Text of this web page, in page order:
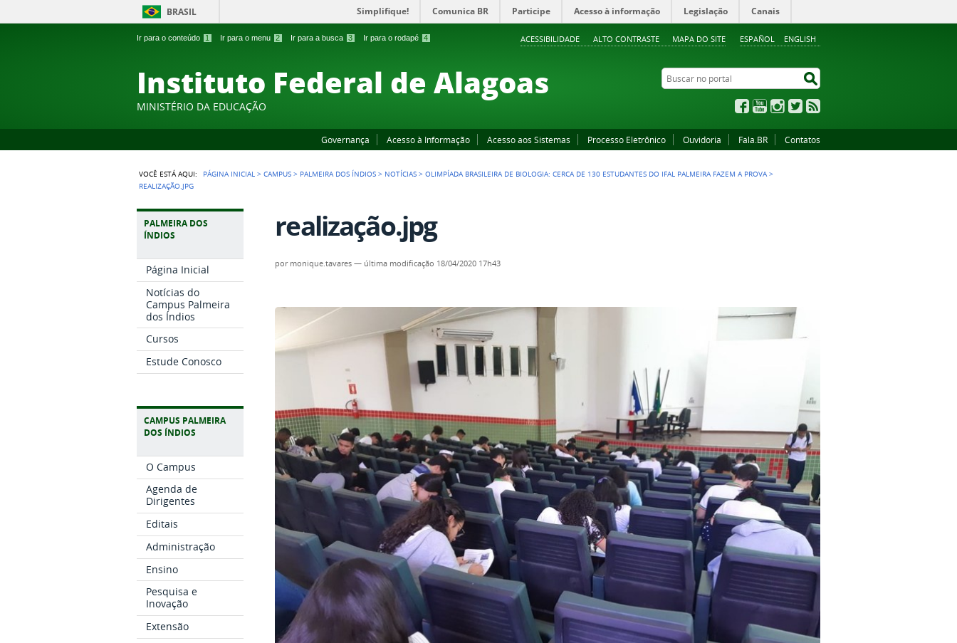
Ir para o conteúdo 1 Ir para o menu 2 Ir para a busca 3 Ir para o rodapé 4 ESPAÑOL ENGLISH
ACESSIBILIDADE ALTO CONTRASTE MAPA DO SITE
BRASIL Simplifique! Comunica BR Participe Acesso à informação Legislação Canais
Instituto Federal de Alagoas
MINISTÉRIO DA EDUCAÇÃO
Buscar no portal
FacebookYouTubeInstagram
Twitter
Governança Acesso à Informação Acesso aos Sistemas Processo Eletrônico Ouvidoria Fala.BR Contatos
VOCÊ ESTÁ AQUI: PÁGINA INICIAL >CAMPUS > PALMEIRA DOS ÍNDIOS > NOTÍCIAS >OLIMPÍADA BRASILEIRA DE BIOLOGIA: CERCA DE 130 ESTUDANTES DO IFAL PALMEIRA FAZEM A PROVA >
REALIZAÇÃO.JPG
PALMEIRA DOS
ÍNDIOS
Página Inicial
Notícias do
Campus Palmeira
dos Índios
Cursos
Estude Conosco
CAMPUS PALMEIRA
DOS ÍNDIOS
O Campus
Agenda de
Dirigentes
Editais
Administração
Ensino
Pesquisa e
Inovação
Extensão
realização.jpg
por monique.tavares — última modificação 18/04/2020 17h43